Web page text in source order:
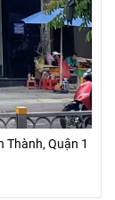
Quận 1